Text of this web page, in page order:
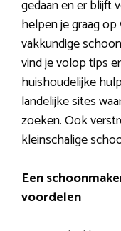
gedaan en er blijft
helpen je graag
vakkundige
vind je volop tips
huishoudelijke
landelijke sites
zoeken. Ook
kleinschalige
Een
voordelen